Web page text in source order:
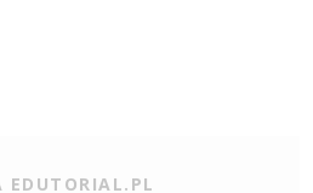
EDUTORIAL.PL